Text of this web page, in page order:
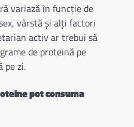
variază în funcție de
vârstă și alți factori
activ ar trebui să
de proteină pe
pe zi.
​​pot consuma